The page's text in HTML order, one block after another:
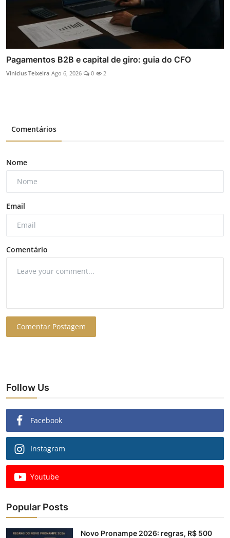
Pagamentos B2B e capital de giro: guia do CFO
Vinicius Teixeira Ago 6, 2026 0 2
Comentários
Nome
Email
Comentário
Comentar Postagem
Follow Us
Facebook
Instagram
Youtube
Popular Posts
Novo Pronampe 2026: regras, R$ 500